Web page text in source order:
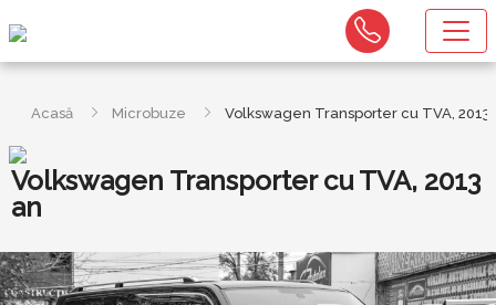
Acasă Microbuze Volkswagen Transporter cu TVA, 2013
Volkswagen Transporter cu TVA, 2013
an